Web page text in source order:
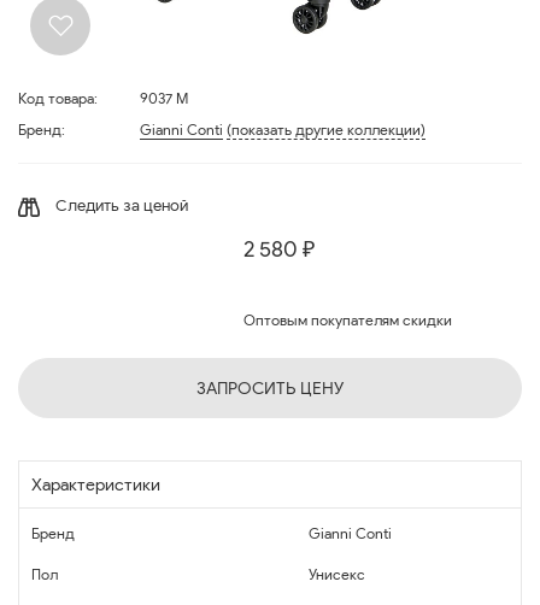
Код товара:
9037 M
Бренд:
Gianni Conti (показать другие коллекции)
Следить за ценой
2 580 ₽
Оптовым покупателям скидки
ЗАПРОСИТЬ ЦЕНУ
Характеристики
Бренд Gianni Conti
Пол Унисекс